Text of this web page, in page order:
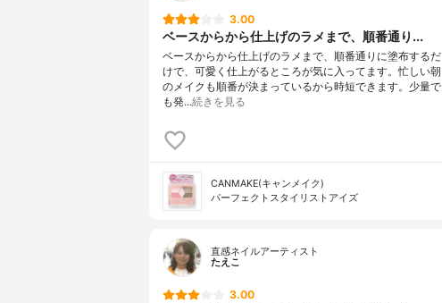
3.00
ベースからから仕上げのラメまで、順番通り...
ベースからから仕上げのラメまで、順番通りに塗布するだ
けで、可愛く仕上がるところが気に入ってます。忙しい朝
のメイクも順番が決まっているから時短できます。少量で
も発…続きを見る
CANMAKE(キャンメイク)
パーフェクトスタイリストアイズ
直感ネイルアーティスト
たえこ
3.00